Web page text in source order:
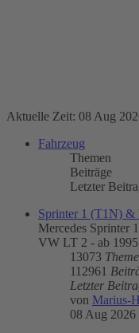
Aktuelle Zeit: 08 Aug
Fahrzeug
Themen
Beiträge
Letzter
Sprinter 1 (T1N)
Mercedes Sprinter
VW LT 2 - ab
13073
112961
Letzter
von Marius-
08 Aug 2026